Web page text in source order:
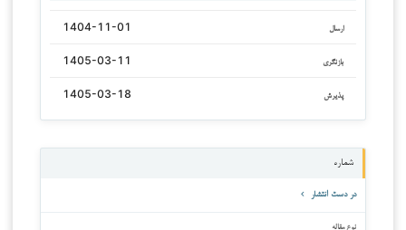
ارسال 1404-11-01
بازنگری 1405-03-11
پذیرش 1405-03-18
شماره
در دست انتشار
نوع مقاله